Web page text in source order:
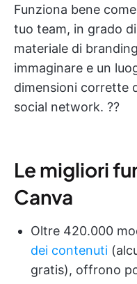
Funziona bene
tuo team, in grado
materiale di
immaginare e un
dimensioni corrette
social network. ?‍?
Le migliori
Canva
Oltre 420.000
dei contenuti
gratis), offrono